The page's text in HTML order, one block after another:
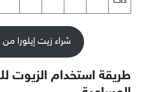
شراء زيت إيلورا من
طريقة استخدام الزيوت